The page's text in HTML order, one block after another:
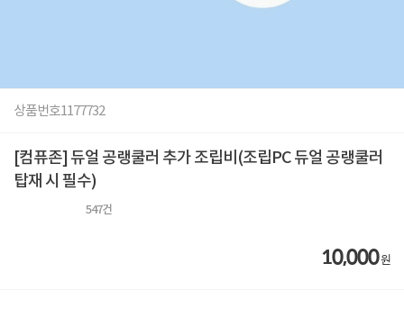
상품번호1177732
[컴퓨존] 듀얼 공랭쿨러 추가 조립비(조립PC 듀얼 공랭쿨러
탑재 시 필수)
547건
10,000원